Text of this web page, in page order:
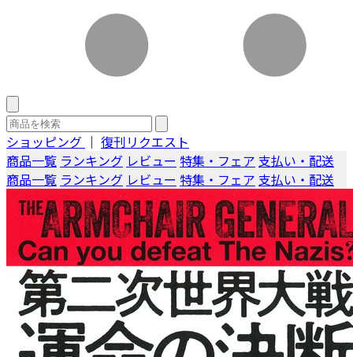
ショッピング ｜ 復刊リクエスト
商品一覧 ランキング レビュー 特集・フェア 支払い・配送
商品一覧 ランキング レビュー 特集・フェア 支払い・配送